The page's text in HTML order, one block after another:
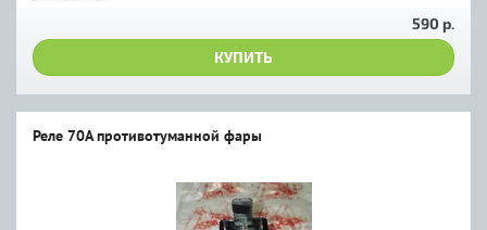
590 р.
КУПИТЬ
Реле 70А противотуманной фары